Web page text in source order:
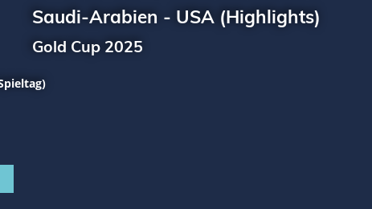
Saudi-Arabien - USA (Highlights)
Gold Cup 2025